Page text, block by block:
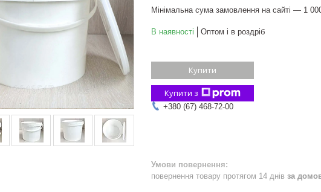
Мінімальна сума замовлення на сайті — 1
В наявності Оптом і в роздріб
Купити
Купити з
+380 (67) 468-72-00
повернення товару протягом 14 днів за